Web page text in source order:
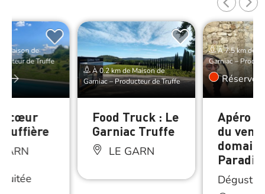
Maison de
de Truffe
cœur
truffière
À 0.2 km de Maison de
Garniac – Producteur de Truffe
Food Truck : Le
Garniac Truffe
LE GARN
À 7.5 km de
Garniac –
Réserver
Apéro
du
Paradis